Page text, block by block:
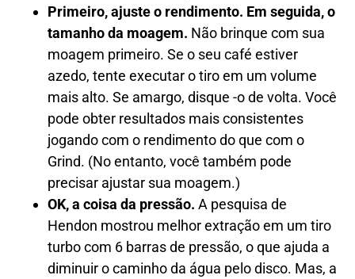
Primeiro, ajuste o rendimento. Em seguida, o
tamanho da moagem. Não brinque com sua
moagem primeiro. Se o seu café estiver
azedo, tente executar o tiro em um volume
mais alto. Se amargo, disque -o de volta. Você
pode obter resultados mais consistentes
jogando com o rendimento do que com o
Grind. (No entanto, você também pode
precisar ajustar sua moagem.)
OK, a coisa da pressão. A pesquisa de
Hendon mostrou melhor extração em um tiro
turbo com 6 barras de pressão, o que ajuda a
diminuir o caminho da água pelo disco. Mas, a